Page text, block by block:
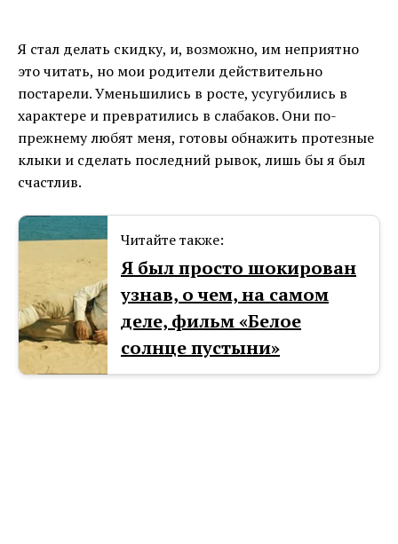
Я стал делать скидку, и, возможно, им неприятно
это читать, но мои родители действительно
постарели. Уменьшились в росте, усугубились в
характере и превратились в слабаков. Они по-
прежнему любят меня, готовы обнажить протезные
клыки и сделать последний рывок, лишь бы я был
счастлив.
Читайте также:
Я был просто шокирован
узнав, о чем, на самом
деле, фильм «Белое
солнце пустыни»